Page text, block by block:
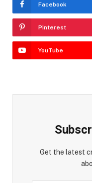
Facebook
Pinterest
YouTube
Get the latest